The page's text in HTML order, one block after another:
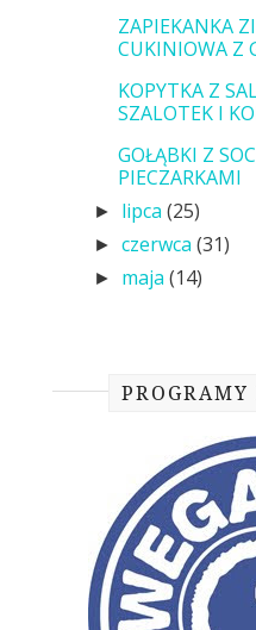
ZAPIEKANKA
CUKINIOWA Z
KOPYTKA Z
SZALOTEK I
GOŁĄBKI Z
PIECZARKAMI
► lipca(25)
►czerwca(31)
► maja(14)